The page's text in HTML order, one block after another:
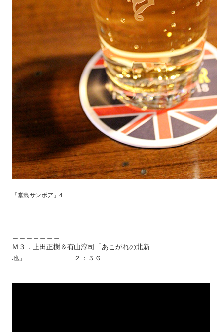
「堂島サンボア」4
Ｍ３．上田正樹＆有山淳司「あこがれの北新
地」 ２：５６